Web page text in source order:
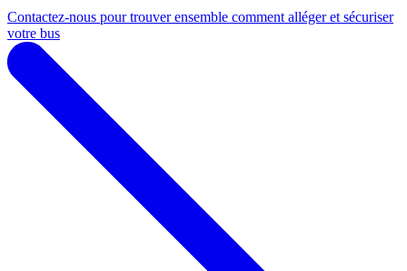
Contactez-nous pour trouver ensemble comment alléger et sécuriser
votre bus